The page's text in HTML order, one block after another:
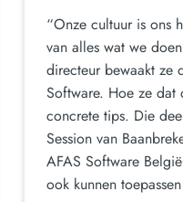
“Onze cultuur is ons
van alles wat we
directeur bewaakt ze
Software. Hoe ze dat
concrete tips. Die
Session van
AFAS Software
ook kunnen